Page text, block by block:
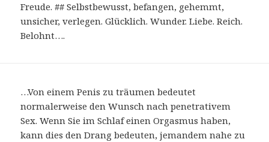
Freude. ## Selbstbewusst, befangen, gehemmt,
unsicher, verlegen. Glücklich. Wunder. Liebe. Reich.
Belohnt….
…Von einem Penis zu träumen bedeutet
normalerweise den Wunsch nach penetrativem
Sex. Wenn Sie im Schlaf einen Orgasmus haben,
kann dies den Drang bedeuten, jemandem nahe zu